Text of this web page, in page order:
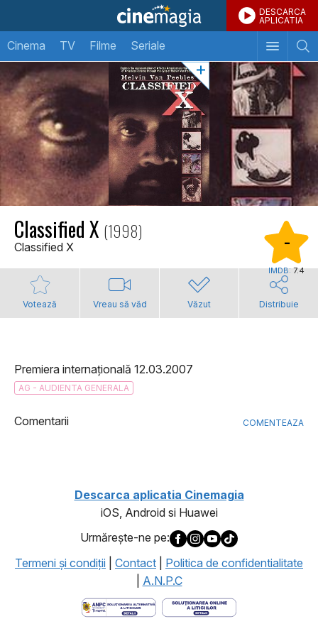
DESCARCA
APLICATIA
Cinema TV Filme Seriale
Classified X (1998)
Classified X -
IMDB:7.4
Votează Vreau să văd Văzut Distribuie
Premiera internațională 12.03.2007
AG - AUDIENTA GENERALA
Comentarii COMENTEAZA
Descarca aplicatia Cinemagia
iOS, Android si Huawei
Urmăreşte-ne pe:
Termeni şi condiţii
Contact
Politica de confidentialitate
A.N.P.C